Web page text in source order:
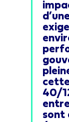
cette
40/
sont